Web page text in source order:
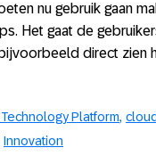
nu gebruik gaan
Het gaat de
direct zien
Platform cloud
Innovation